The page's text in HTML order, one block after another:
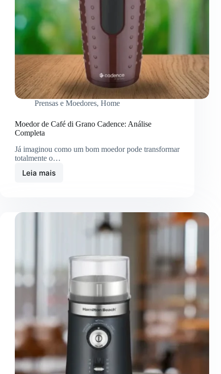
Prensas e Moedores, Home
Moedor de Café di Grano Cadence: Análise
Completa
Já imaginou como um bom moedor pode transformar
totalmente o…
Leia mais
Moedor
Grano